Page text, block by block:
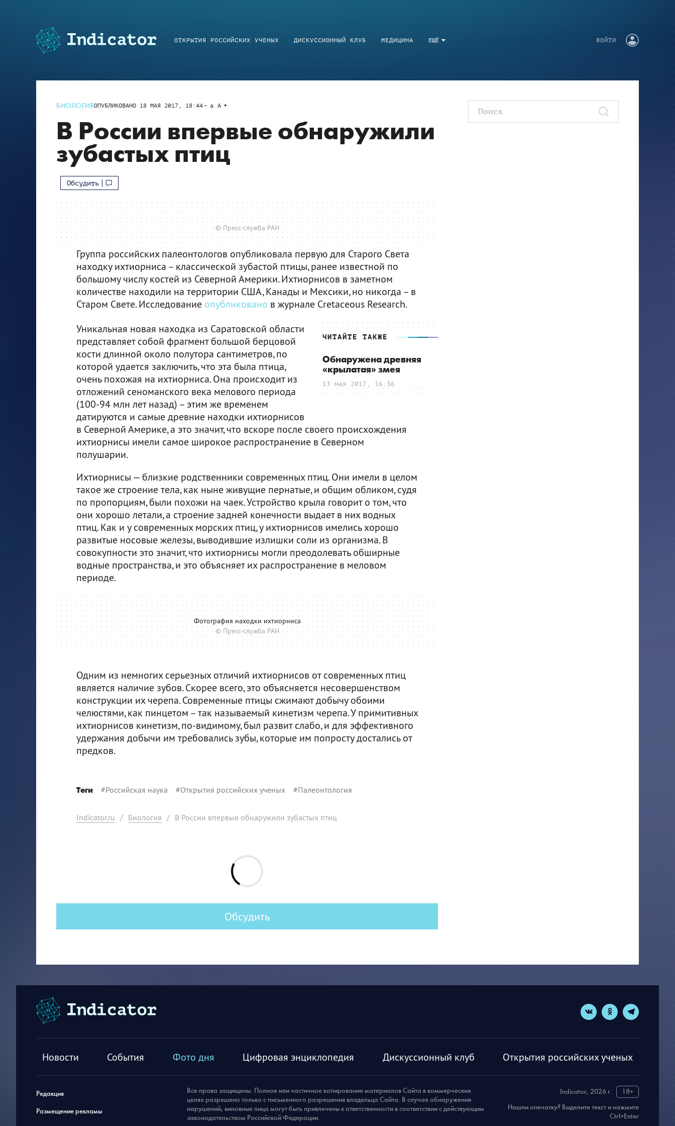
ЕЩЁ
ОТКРЫТИЯ РОССИЙСКИХ УЧЕНЫХ ДИСКУССИОННЫЙ КЛУБ МЕДИЦИНА ВОЙТИ
БИОЛОГИЯОПУБЛИКОВАНО 18 МАЯ 2017, 18:44 a A
В России впервые обнаружили
зубастых птиц
Обсудить
© Пресс-служба РАН
Группа российских палеонтологов опубликовала первую для Старого Света
находку ихтиорниса – классической зубастой птицы, ранее известной по
большому числу костей из Северной Америки. Ихтиорнисов в заметном
количестве находили на территории США, Канады и Мексики, но никогда – в
Старом Свете. Исследование опубликовано в журнале Cretaceous Research.
ЧИТАЙТЕ ТАКЖЕ
Обнаружена древняя
«крылатая» змея
13 мая 2017, 16:36
Уникальная новая находка из Саратовской области
представляет собой фрагмент большой берцовой
кости длинной около полутора сантиметров, по
которой удается заключить, что эта была птица,
очень похожая на ихтиорниса. Она происходит из
отложений сеноманского века мелового периода
(100-94 млн лет назад) – этим же временем
датируются и самые древние находки ихтиорнисов
в Северной Америке, а это значит, что вскоре после своего происхождения
ихтиорнисы имели самое широкое распространение в Северном
полушарии.
Ихтиорнисы — близкие родственники современных птиц. Они имели в целом
такое же строение тела, как ныне живущие пернатые, и общим обликом, судя
по пропорциям, были похожи на чаек. Устройство крыла говорит о том, что
они хорошо летали, а строение задней конечности выдает в них водных
птиц. Как и у современных морских птиц, у ихтиорнисов имелись хорошо
развитые носовые железы, выводившие излишки соли из организма. В
совокупности это значит, что ихтиорнисы могли преодолевать обширные
водные пространства, и это объясняет их распространение в меловом
периоде.
Фотография находки ихтиорниса
© Пресс-служба РАН
Одним из немногих серьезных отличий ихтиорнисов от современных птиц
является наличие зубов. Скорее всего, это объясняется несовершенством
конструкции их черепа. Современные птицы сжимают добычу обоими
челюстями, как пинцетом – так называемый кинетизм черепа. У примитивных
ихтиорнисов кинетизм, по-видимому, был развит слабо, и для эффективного
удержания добычи им требовались зубы, которые им попросту достались от
предков.
Теги #Российская наука #Открытия российских ученых #Палеонтология
Indicator.ru / Биология / В России впервые обнаружили зубастых птиц
Обсудить
Новости События Фото дня Цифровая энциклопедия Дискуссионный клуб Открытия российских ученых
Редакция
Размещение рекламы
Indicator, 2026 г.
18+
Нашли опечатку? Выделите текст и нажмите
Ctrl+Enter
Все права защищены. Полное или частичное копирование материалов Сайта в коммерческих
целях разрешено только с письменного разрешения владельца Сайта. В случае обнаружения
нарушений, виновные лица могут быть привлечены к ответственности в соответствии с действующим
законодательством Российской Федерации.